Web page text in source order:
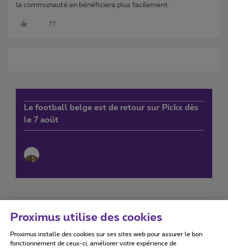
la communauté en bénéficiera plus facilement.
Le football belge est de retour sur Pickx dès
le 7 août
Conditions d'utilisation Accessibility statement
Proximus utilise des cookies
Proximus installe des cookies sur ses sites web pour assurer le bon
fonctionnement de ceux-ci, améliorer votre expérience de